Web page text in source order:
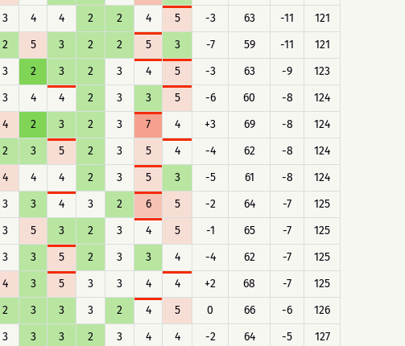
3 4 4 2 2 4 5 -3 63 -11
121
2 5 3 2 2 5 3 -7 59 -11
121
3 2 3 2 3 4 5 -3 63 -9
123
3 4 4 2 3 3 5 -6 60 -8
124
4 2 3 2 3 7 4 +3 69 -8
124
2 3 5 2 3 5 4 -4 62 -8
124
4 4 4 2 3 5 3 -5 61 -8
124
3 3 4 3 2 6 5 -2 64 -7
125
3 5 3 2 3 4 5 -1 65 -7
125
3 3 5 2 3 3 4 -4 62 -7
125
4 3 5 3 3 4 4 +2 68 -7
125
2 3 3 3 2 4 5 0 66 -6
126
3 3 3 2 3 4 4 -2 64 -5
127